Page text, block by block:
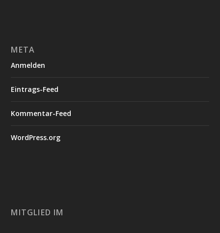
META
Anmelden
Eintrags-Feed
Kommentar-Feed
WordPress.org
MITGLIED IM